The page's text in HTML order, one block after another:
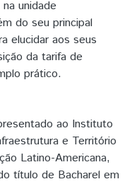
unidade
do seu principal
elucidar aos seus
da tarifa de
prático.
ao Instituto
e Território
Latino-Americana,
título de Bacharel em